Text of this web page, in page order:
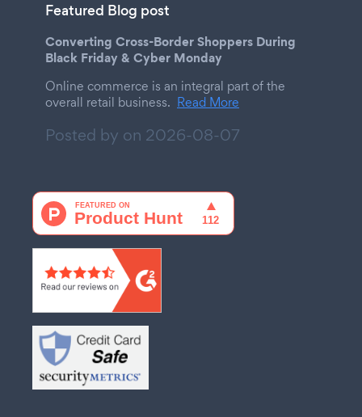
Featured Blog post
Converting Cross-Border Shoppers During
Black Friday & Cyber Monday
Online commerce is an integral part of the
overall retail business. Read More
Posted by on 2026-08-07